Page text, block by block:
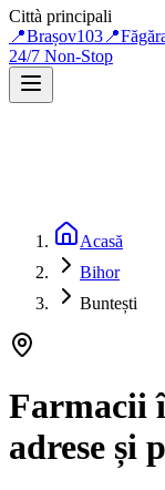
Città principali
📍Brașov103 📍
24/7 Non-Stop
Acasă
Bihor
Buntești
Farmacii
adrese și